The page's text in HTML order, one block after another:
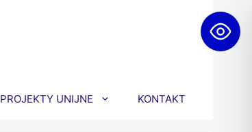
PROJEKTY UNIJNE KONTAKT